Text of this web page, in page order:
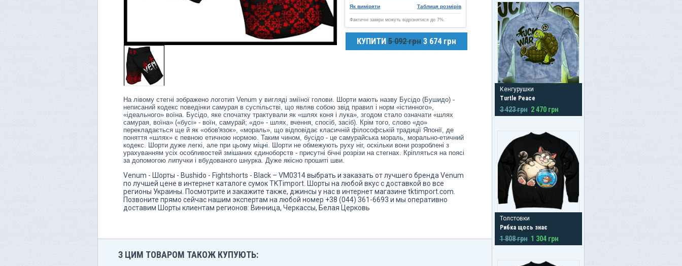
Як виміряти Таблиця розмірів
Фактичні заміри можуть відрізнятися до 7%.
КУПИТИ 5 092 грн 3 674 грн
На лівому стегні зображено логотип Venum у вигляді зміїної голови. Шорти мають назву Бусідо (Бушидо) -
неписаний кодекс поведінки самурая в суспільстві, що являв собою звід правил і норм «істинного»,
«ідеального» воїна. Бусідо, яке спочатку трактували як «шлях коня і лука», згодом стало означати «шлях
самурая, воїна» («бусі» - воїн, самурай; «до» - шлях, вчення, спосіб, засіб). Крім того, слово «до»
перекладається ще й як «обов'язок», «мораль», що відповідає класичній філософській традиції Японії, де
поняття «шлях» є певною етичною нормою. Таким чином, бусідо - це самурайська мораль, морально-етичний
кодекс. Шорти дуже легкі, але при цьому міцні. Шорти не обмежують руху ніг, оскільки вони розроблені з
урахуванням усіх особливостей змішаних єдиноборств - присутні бічні розрізи на стегнах. Кріпляться на поясі
за допомогою липучки і вбудованого шнурка. Дуже якісно прошиті шви.
Venum - Шорты - Bushido - Fightshorts - Black – VM0314 выбрать и заказать от лучшего бренда Venum
по лучшей цене в интернет каталоге сумок TKTimport. Шорты на любой вкус с доставкой во все
регионы Украины. Посмотрите и закажите также, джинсы у нас в интернет магазине tktimport.com.
Позвоните прямо сейчас нашим экспертам на любой номер +38 (044) 361-6693 и мы оперативно
доставим Шорты клиентам регионов: Винница, Черкассы, Белая Церковь
З ЦИМ ТОВАРОМ ТАКОЖ КУПУЮТЬ:
Кенгурушки
Turtle Peace
3 423 грн 2 470 грн
Толстовки
Рибка щось знає
1 808 грн 1 304 грн